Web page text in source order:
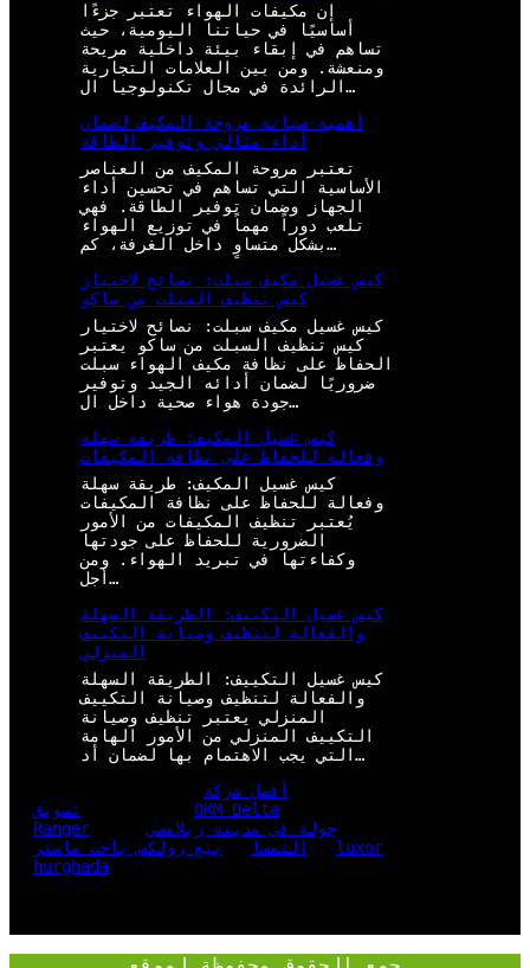
إن مكيفات الهواء تعتبر جزءًا
أساسيًا في حياتنا اليومية، حيث
تساهم في إبقاء بيئة داخلية مريحة
ومنعشة. ومن بين العلامات التجارية
الرائدة في مجال تكنولوجيا ال…
أهمية صيانة مروحة المكيف لضمان
أداء مثالي وتوفير الطاقة
تعتبر مروحة المكيف من العناصر
الأساسية التي تساهم في تحسين أداء
الجهاز وضمان توفير الطاقة. فهي
تلعب دوراً مهماً في توزيع الهواء
بشكل متساوٍ داخل الغرفة، كم…
كيس غسيل مكيف سبلت: نصائح لاختيار
كيس تنظيف السبلت من ساكو
كيس غسيل مكيف سبلت: نصائح لاختيار
كيس تنظيف السبلت من ساكو يعتبر
الحفاظ على نظافة مكيف الهواء سبلت
ضروريًا لضمان أدائه الجيد وتوفير
جودة هواء صحية داخل ال…
كيس غسيل المكيف: طريقة سهلة
وفعالة للحفاظ على نظافة المكيفات
كيس غسيل المكيف: طريقة سهلة
وفعالة للحفاظ على نظافة المكيفات
يُعتبر تنظيف المكيفات من الأمور
الضرورية للحفاظ على جودتها
وكفاءتها في تبريد الهواء. ومن
أجل…
كيس غسيل التكييف: الطريقة السهلة
والفعالة لتنظيف وصيانة التكييف
المنزلي
كيس غسيل التكييف: الطريقة السهلة
والفعالة لتنظيف وصيانة التكييف
المنزلي يعتبر تنظيف وصيانة
التكييف المنزلي من الأمور الهامة
التي يجب الاهتمام بها لضمان أد…
أفضل شركة
تسويق
OKM Delta
Ranger
جولة في مدينة زيلامسي
النمسا
بيع رولكس ياخت ماستر
luxor
hurghada